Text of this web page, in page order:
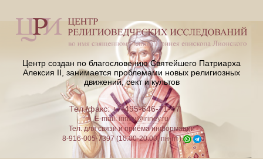
Центр создан по благословению Святейшего Патриарха
Алексия II, занимается проблемами новых религиозных
движений, сект и культов
Тел./факс: +7-495-646-71-47
E-mail:iriney@iriney.ru
Тел. для связи и приёма информации
8-916-005-7397 (10:00-20:00, пн-пт)